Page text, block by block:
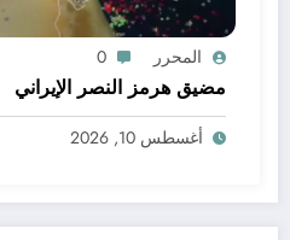
المحرر 0
مضيق هرمز النصر الإيراني
أغسطس 10, 2026